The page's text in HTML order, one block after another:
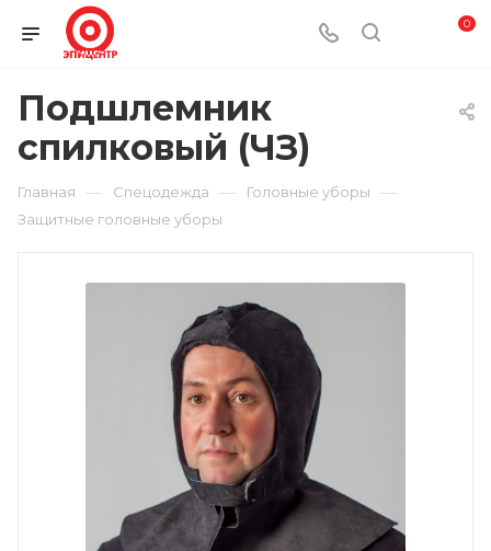
0
Подшлемник
спилковый (ЧЗ)
Главная — Спецодежда — Головные уборы —
Защитные головные уборы